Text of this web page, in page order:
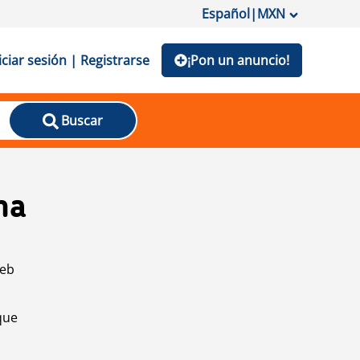
Español|MXN
sesión | Registrarse ¡Pon un anuncio!
Buscar